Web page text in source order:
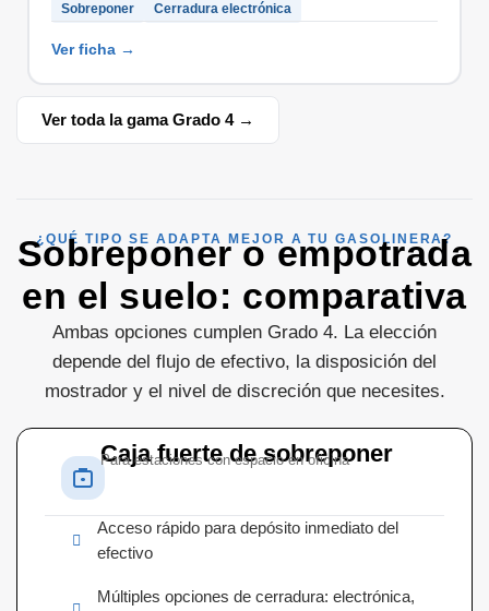
Sobreponer Cerradura electrónica
Ver toda la gama Grado 4 →
¿QUÉ TIPO SE ADAPTA MEJOR A TU GASOLINERA?
Sobreponer o empotrada
en el suelo: comparativa
Ambas opciones cumplen Grado 4. La elección
depende del flujo de efectivo, la disposición del
mostrador y el nivel de discreción que necesites.
Caja fuerte de sobreponer
Para estaciones con espacio en oficina
Acceso rápido para depósito inmediato del
efectivo
Múltiples opciones de cerradura: electrónica,